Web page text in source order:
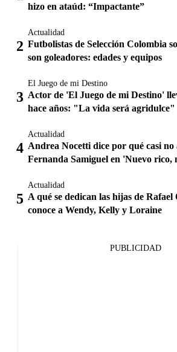
hizo en ataúd: “Impactante”
Actualidad
Futbolistas de Selección Colombia
son goleadores: edades y equipos
El Juego de mi Destino
Actor de 'El Juego de mi Destino'
hace años: "La vida será agridulce"
Actualidad
Andrea Nocetti dice por qué casi no
Fernanda Samiguel en 'Nuevo rico,
Actualidad
A qué se dedican las hijas de
conoce a Wendy, Kelly y Loraine
PUBLICIDAD